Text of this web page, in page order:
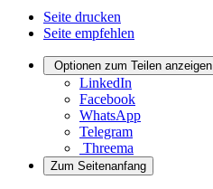
Seite drucken
Seite empfehlen
Optionen zum Teilen anzeigen
LinkedIn
Facebook
WhatsApp
Telegram
Threema
Zum Seitenanfang